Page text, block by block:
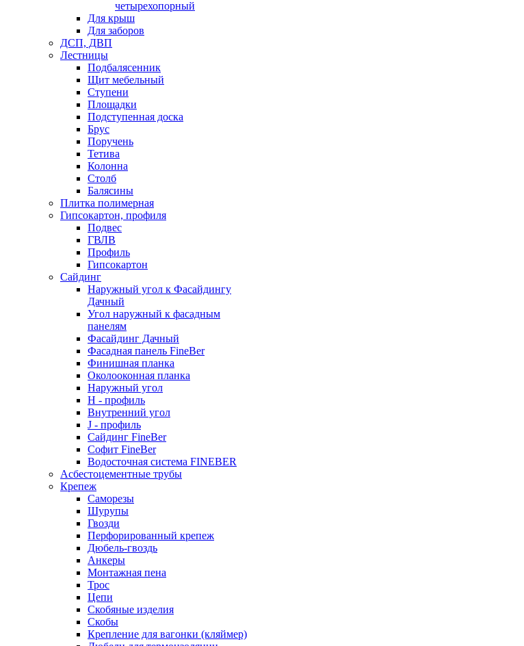
четырехопорный
Для крыш
Для заборов
ДСП, ДВП
Лестницы
Подбалясенник
Щит мебельный
Ступени
Площадки
Подступенная доска
Брус
Поручень
Тетива
Колонна
Столб
Балясины
Плитка полимерная
Гипсокартон, профиля
Подвес
ГВЛВ
Профиль
Гипсокартон
Сайдинг
Наружный угол к Фасайдингу
Дачный
Угол наружный к фасадным
панелям
Фасайдинг Дачный
Фасадная панель FineBer
Финишная планка
Околооконная планка
Наружный угол
H - профиль
Внутренний угол
J - профиль
Сайдинг FineBer
Софит FineBer
Водосточная система FINEBER
Асбестоцементные трубы
Крепеж
Саморезы
Шурупы
Гвозди
Перфорированный крепеж
Дюбель-гвоздь
Анкеры
Монтажная пена
Трос
Цепи
Скобяные изделия
Скобы
Крепление для вагонки (кляймер)